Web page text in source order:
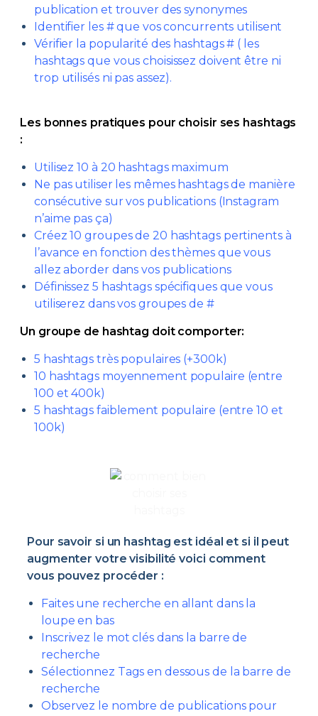
publication et trouver des synonymes
Identifier les # que vos concurrents utilisent
Vérifier la popularité des hashtags # ( les
hashtags que vous choisissez doivent être ni
trop utilisés ni pas assez).
Les bonnes pratiques pour choisir ses hashtags
:
Utilisez 10 à 20 hashtags maximum
Ne pas utiliser les mêmes hashtags de manière
consécutive sur vos publications (Instagram
n’aime pas ça)
Créez 10 groupes de 20 hashtags pertinents à
l’avance en fonction des thèmes que vous
allez aborder dans vos publications
Définissez 5 hashtags spécifiques que vous
utiliserez dans vos groupes de #
Un groupe de hashtag doit comporter:
5 hashtags très populaires (+300k)
10 hashtags moyennement populaire (entre
100 et 400k)
5 hashtags faiblement populaire (entre 10 et
100k)
Pour savoir si un hashtag est idéal et si il peut
augmenter votre visibilité voici comment
vous pouvez procéder :
Faites une recherche en allant dans la
loupe en bas
Inscrivez le mot clés dans la barre de
recherche
Sélectionnez Tags en dessous de la barre de
recherche
Observez le nombre de publications pour